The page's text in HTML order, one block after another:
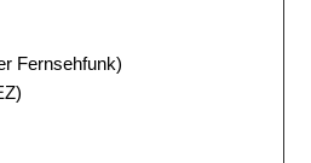
Fernsehfunk)